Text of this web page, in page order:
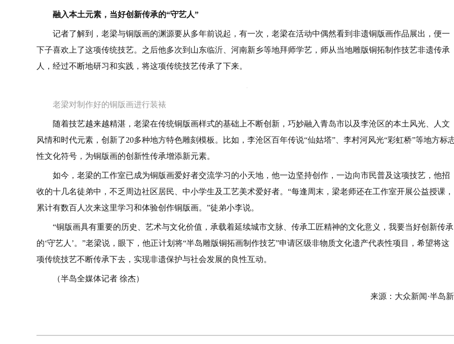
融入本土元素，当好创新传承的“守艺人”
记者了解到，老梁与铜版画的渊源要从多年前说起，有一次，老梁在活动中偶然看到非遗铜版画作品展出，便一
下子喜欢上了这项传统技艺。之后他多次到山东临沂、河南新乡等地拜师学艺，师从当地雕版铜拓制作技艺非遗传承
人，经过不断地研习和实践，将这项传统技艺传承了下来。
老梁对制作好的铜版画进行装裱
随着技艺越来越精湛，老梁在传统铜版画样式的基础上不断创新，巧妙融入青岛市以及李沧区的本土风光、人文
风情和时代元素，创新了20多种地方特色雕刻模板。比如，李沧区百年传说“仙姑塔”、李村河风光“彩虹桥”等地方标
性文化符号，为铜版画的创新性传承增添新元素。
如今，老梁的工作室已成为铜版画爱好者交流学习的小天地，他一边坚持创作，一边向市民普及这项技艺，他招
收的十几名徒弟中，不乏周边社区居民、中小学生及工艺美术爱好者。“每逢周末，梁老师还在工作室开展公益授课，
累计有数百人次来这里学习和体验创作铜版画。”徒弟小李说。
“铜版画具有重要的历史、艺术与文化价值，承载着延续城市文脉、传承工匠精神的文化意义，我要当好创新传承
的‘守艺人’。”老梁说，眼下，他正计划将“半岛雕版铜拓画制作技艺”申请区级非物质文化遗产代表性项目，希望将这
项传统技艺不断传承下去，实现非遗保护与社会发展的良性互动。
（半岛全媒体记者 徐杰）
来源：大众新闻·半岛